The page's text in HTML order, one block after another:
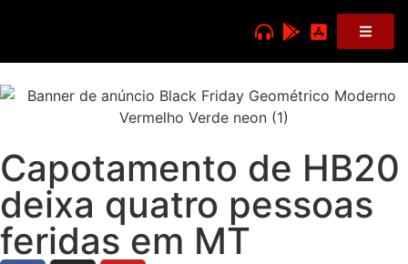
Capotamento de HB20
deixa quatro pessoas
feridas em MT